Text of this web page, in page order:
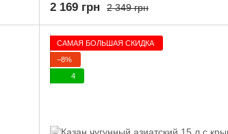
2 349 грн
2 169 грн
САМАЯ БОЛЬШАЯ СКИДКА
−8%
4